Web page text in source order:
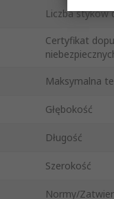
Liczba styków
Certyfikat
Maksymalna
Głębokość
Długość
Szerokość
Normy/